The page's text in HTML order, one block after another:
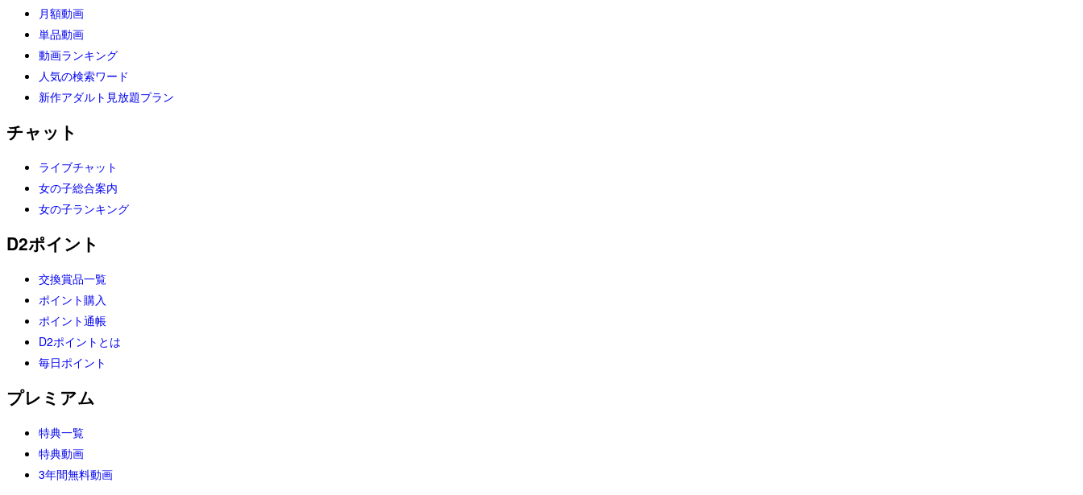
月額動画
単品動画
動画ランキング
人気の検索ワード
新作アダルト見放題プラン
チャット
ライブチャット
女の子総合案内
女の子ランキング
D2ポイント
交換賞品一覧
ポイント購入
ポイント通帳
D2ポイントとは
毎日ポイント
プレミアム
特典一覧
特典動画
3年間無料動画